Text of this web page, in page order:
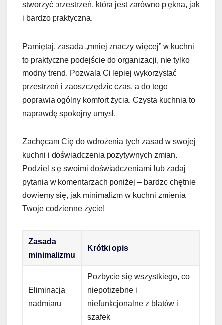
stworzyć przestrzeń, która jest zarówno piękna, jak
i bardzo praktyczna.
Pamiętaj, zasada „mniej znaczy więcej” w kuchni
to praktyczne podejście do organizacji, nie tylko
modny trend. Pozwala Ci lepiej wykorzystać
przestrzeń i zaoszczędzić czas, a do tego
poprawia ogólny komfort życia. Czysta kuchnia to
naprawdę spokojny umysł.
Zachęcam Cię do wdrożenia tych zasad w swojej
kuchni i doświadczenia pozytywnych zmian.
Podziel się swoimi doświadczeniami lub zadaj
pytania w komentarzach poniżej – bardzo chętnie
dowiemy się, jak minimalizm w kuchni zmienia
Twoje codzienne życie!
Zasada
minimalizmu
Krótki opis
Eliminacja
nadmiaru
Pozbycie się wszystkiego, co
niepotrzebne i
niefunkcjonalne z blatów i
szafek.